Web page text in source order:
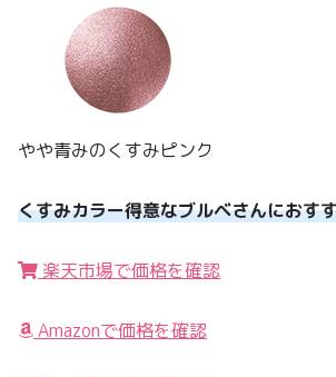
やや青みのくすみピンク
くすみカラー得意なブルベさんにおす
楽天市場で価格を確認
Amazonで価格を確認